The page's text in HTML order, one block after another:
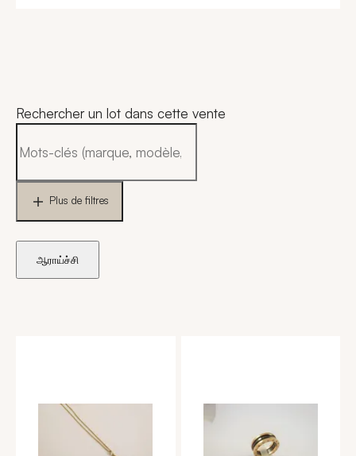
Rechercher un lot dans cette vente
Plus de filtres
ஆராய்ச்சி